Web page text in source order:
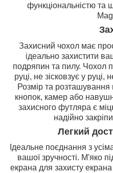
функціональністю та
Захисний чохол має
ідеально захистити
подряпин та пилу. Чохол
руці, не зісковзує у
Розмір та розташування
кнопок, камер або
захисного футляра є
надійно
Легкий
Ідеальне поєднання з
вашої зручності. М'яко
екрана для захисту